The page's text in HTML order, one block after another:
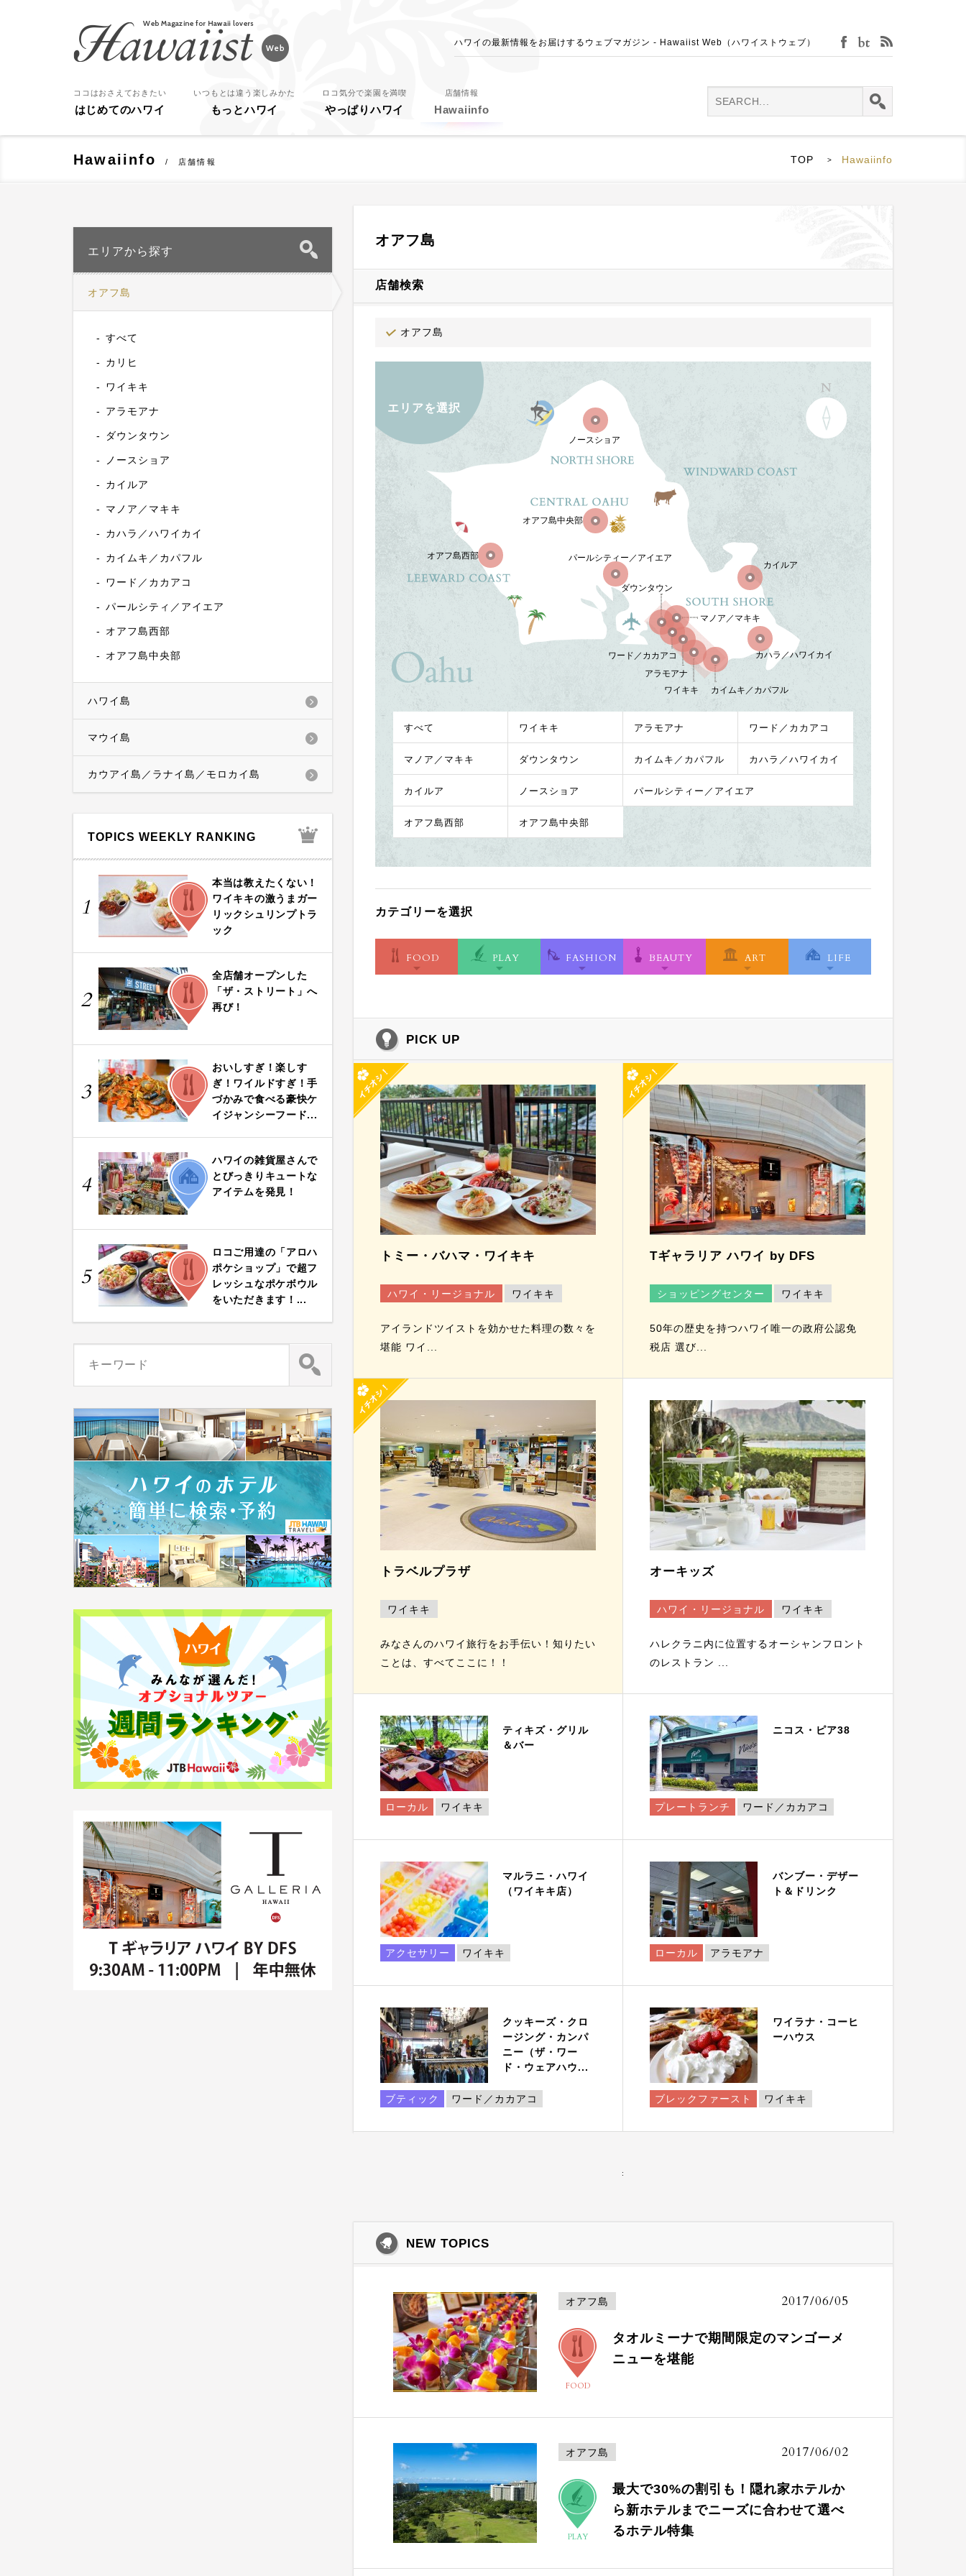
ハワイの最新情報をお届けするウェブマガジン - Hawaiist Web（ハワイストウェブ） facebookbijin-tokei
ココはおさえておきたい
はじめてのハワイ
いつもとは違う楽しみかた
もっとハワイ
ロコ気分で楽園を満喫
やっぱりハワイ
店舗情報
Hawaiinfo
Hawaiinfo 店舗情報 TOP > Hawaiinfo
オアフ島
店舗検索
オアフ島
エリアを選択
ノースショア
カイルア
カハラ／ハワイカイ
カイムキ／カパフル
ワイキキ
アラモアナ
ワード／カカアコ
マノア／マキキ
ダウンタウン
パールシティー／アイエア
オアフ島西部
オアフ島中央部
すべて ワイキキ アラモアナ ワード／カカアコ
マノア／マキキ ダウンタウン カイムキ／カパフル カハラ／ハワイカイ
カイルア ノースショア パールシティー／アイエア
オアフ島西部 オアフ島中央部
カテゴリーを選択
FOOD PLAY FASHION BEAUTY ART LIFE
PICK UP
トミー・バハマ・ワイキキ
ハワイ・リージョナル ワイキキ
アイランドツイストを効かせた料理の数々を
堪能 ワイ...
Tギャラリア ハワイ by DFS
ショッピングセンター ワイキキ
50年の歴史を持つハワイ唯一の政府公認免
税店 選び...
トラベルプラザ
ワイキキ
みなさんのハワイ旅行をお手伝い！知りたい
ことは、すべてここに！！
オーキッズ
ハワイ・リージョナル ワイキキ
ハレクラニ内に位置するオーシャンフロント
のレストラン ...
ティキズ・グリル
＆バー
ローカル ワイキキ
ニコス・ピア38
プレートランチ ワード／カカアコ
マルラニ・ハワイ
（ワイキキ店）
アクセサリー ワイキキ
バンブー・デザー
ト＆ドリンク
ローカル アラモアナ
クッキーズ・クロ
ージング・カンパ
ニー（ザ・ワー
ド・ウェアハウ...
ブティック ワード／カカアコ
ワイラナ・コーヒ
ーハウス
ブレックファースト ワイキキ
:
NEW TOPICS
オアフ島 2017/06/05
FOOD
タオルミーナで期間限定のマンゴーメ
ニューを堪能
オアフ島 2017/06/02
PLAY
最大で30%の割引も！隠れ家ホテルか
ら新ホテルまでニーズに合わせて選べ
るホテル特集
エリアから探す
オアフ島
すべて
カリヒ
ワイキキ
アラモアナ
ダウンタウン
ノースショア
カイルア
マノア／マキキ
カハラ／ハワイカイ
カイムキ／カパフル
ワード／カカアコ
パールシティ／アイエア
オアフ島西部
オアフ島中央部
ハワイ島
マウイ島
カウアイ島／ラナイ島／モロカイ島
TOPICS WEEKLY RANKING
1
FOOD
本当は教えたくない！
ワイキキの激うまガー
リックシュリンプトラ
ック
2
FOOD
全店舗オープンした
「ザ・ストリート」へ
再び！
3
FOOD
おいしすぎ！楽しす
ぎ！ワイルドすぎ！手
づかみで食べる豪快ケ
イジャンシーフード...
4
LIFE
ハワイの雑貨屋さんで
とびっきりキュートな
アイテムを発見！
5
FOOD
ロコご用達の「アロハ
ポケショップ」で超フ
レッシュなポケボウル
をいただきます！...